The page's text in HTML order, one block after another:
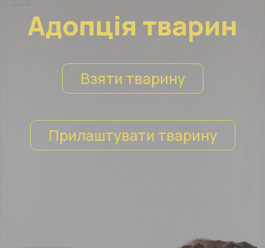
Адопція тварин
Взяти тварину
Прилаштувати тварину